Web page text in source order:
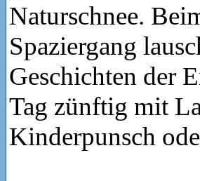
Naturschnee.
Spaziergang
Geschichten der
Tag zünftig mit
Kinderpunsch